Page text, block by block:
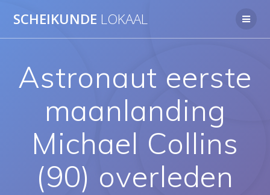
naar
SCHEIKUNDE LOKAAL
Astronaut eerste
maanlanding
Michael Collins
(90) overleden